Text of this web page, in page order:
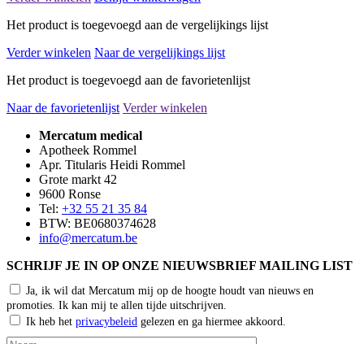
Het product is toegevoegd aan de vergelijkings lijst
Verder winkelen Naar de vergelijkings lijst
Het product is toegevoegd aan de favorietenlijst
Naar de favorietenlijst Verder winkelen
Mercatum medical
Apotheek Rommel
Apr. Titularis Heidi Rommel
Grote markt 42
9600 Ronse
Tel: +32 55 21 35 84
BTW: BE0680374628
info@mercatum.be
SCHRIJF JE IN OP ONZE NIEUWSBRIEF MAILING LIST
Ja, ik wil dat Mercatum mij op de hoogte houdt van nieuws en
promoties. Ik kan mij te allen tijde uitschrijven.
Ik heb het privacybeleid gelezen en ga hiermee akkoord.